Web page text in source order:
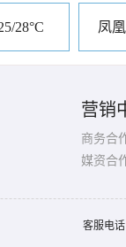
28°C 凤
营销
商务合
媒资合
客服电